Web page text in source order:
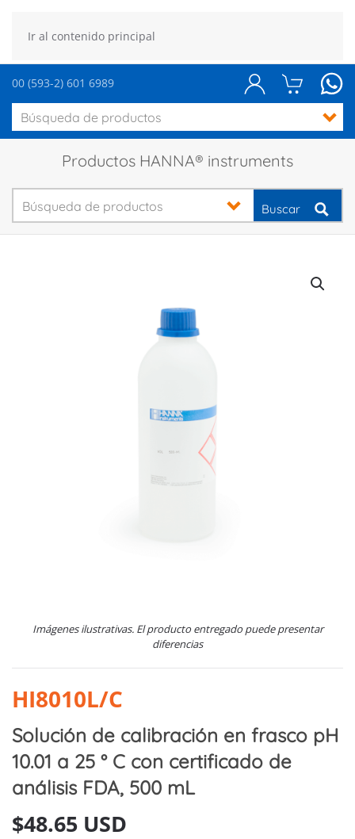
Ir al contenido principal
00 (593-2) 601 6989
Productos HANNA® instruments
Buscar
Imágenes ilustrativas. El producto entregado puede presentar
diferencias
HI8010L/C
Solución de calibración en frasco pH
10.01 a 25 ° C con certificado de
análisis FDA, 500 mL
$48.65 USD